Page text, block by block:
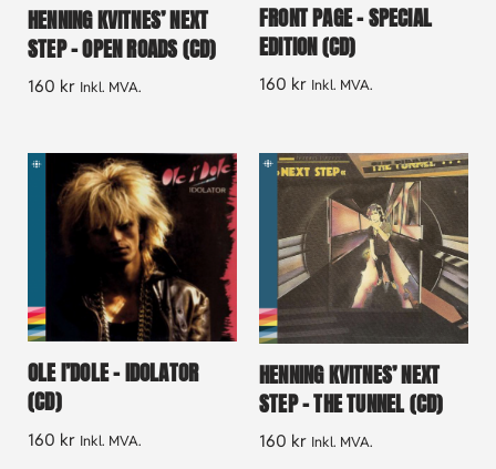
HENNING KVITNES’ NEXT
STEP – OPEN ROADS (CD)
160 kr Inkl. MVA.
FRONT PAGE – SPECIAL
EDITION (CD)
160 kr Inkl. MVA.
OLE I’DOLE – IDOLATOR
(CD)
160 kr Inkl. MVA.
HENNING KVITNES’ NEXT
STEP – THE TUNNEL (CD)
160 kr Inkl. MVA.